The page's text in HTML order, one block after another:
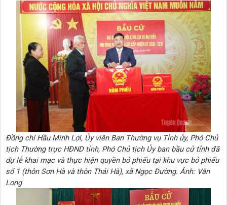
Đồng chí Hầu Minh Lợi, Ủy viên Ban Thường vụ Tỉnh ủy, Phó Chủ
tịch Thường trực HĐND tỉnh, Phó Chủ tịch Ủy ban bầu cử tỉnh đã
dự lễ khai mạc và thực hiện quyền bỏ phiếu tại khu vực bỏ phiếu
số 1 (thôn Sơn Hà và thôn Thái Hà), xã Ngọc Đường. Ảnh: Văn
Long